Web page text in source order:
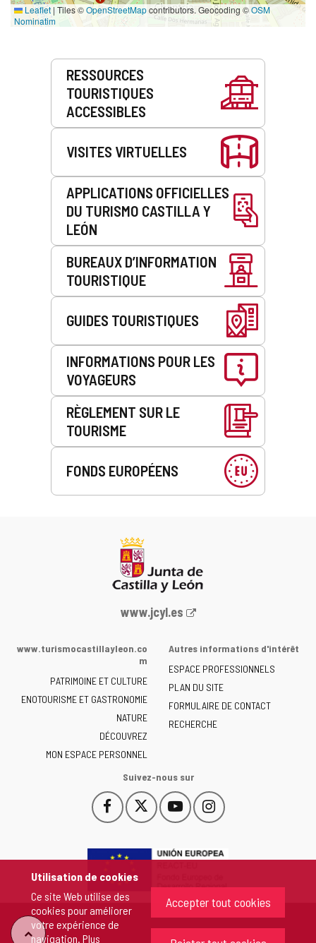
Utilisation de cookies
Ce site Web utilise des
cookies pour améliorer
votre expérience de
navigation. Plus
Accepter tout cookies
Leaflet | Tiles ©OpenStreetMapcontributors. Geocoding ©OSM
Nominatim
Prestations
RESSOURCES
TOURISTIQUES
ACCESSIBLES
VISITES VIRTUELLES
APPLICATIONS OFFICIELLES
DU TURISMO CASTILLA Y
LEÓN
BUREAUX D’INFORMATION
TOURISTIQUE
GUIDES TOURISTIQUES
INFORMATIONS POUR LES
VOYAGEURS
RÈGLEMENT SUR LE
TOURISME
FONDS EUROPÉENS
Portail
la
de
Castilla
y
León
-
www.jcyl.es
www.turismocastillayleon.co
m
PATRIMOINE ET CULTURE
ENOTOURISME ET GASTRONOMIE
NATURE
DÉCOUVREZ
MON ESPACE PERSONNEL
Autres informations d'intérêt
ESPACE PROFESSIONNELS
PLAN DU SITE
FORMULAIRE DE CONTACT
RECHERCHE
Suivez-nous sur
Facebook
Este
enlace
abrirá
una
ventana
nueva.
Este
enlace
abrirá
ventana
nueva.
YouTube
Este
enlace
abrirá
ventana
nueva.
Instagram
Este
enlace
abrirá
ventana
nueva.
"Retour